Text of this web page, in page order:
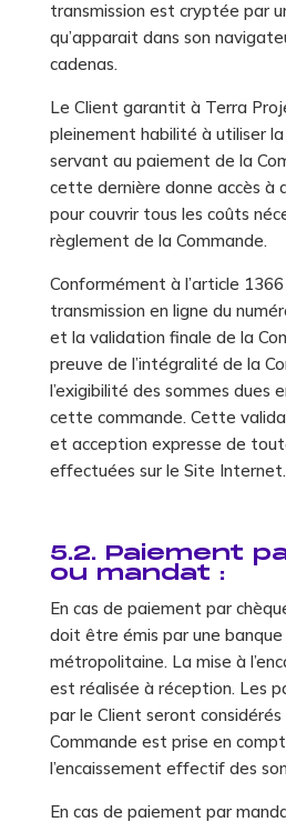
transmission est cryptée par
qu’apparait dans son
cadenas.
Le Client garantit à Terra
pleinement habilité à utiliser
servant au paiement de la
cette dernière donne accès à
pour couvrir tous les coûts
règlement de la Commande.
Conformément à l’article
transmission en ligne du
et la validation finale de la
preuve de l’intégralité de la
l’exigibilité des sommes dues
cette commande. Cette
et acception expresse de
effectuées sur le Site Internet.
5.2. Paiement
ou mandat :
En cas de paiement par
doit être émis par une banque
métropolitaine. La mise à
est réalisée à réception. Les
par le Client seront
Commande est prise en
l’encaissement effectif des
En cas de paiement par